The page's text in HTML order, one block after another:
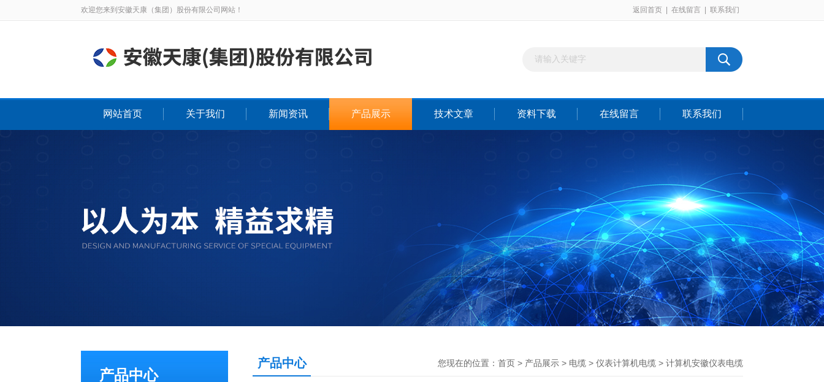
欢迎您来到安徽天康（集团）股份有限公司网站！ 返回首页 在线留言 联系我们
网站首页 关于我们 新闻资讯 产品展示 技术文章 资料下载 在线留言 联系我们
产品中心
产品中心 您现在的位置： 首页 > 产品展示 > 电缆 > 仪表计算机电缆 > 计算机安徽仪表电缆